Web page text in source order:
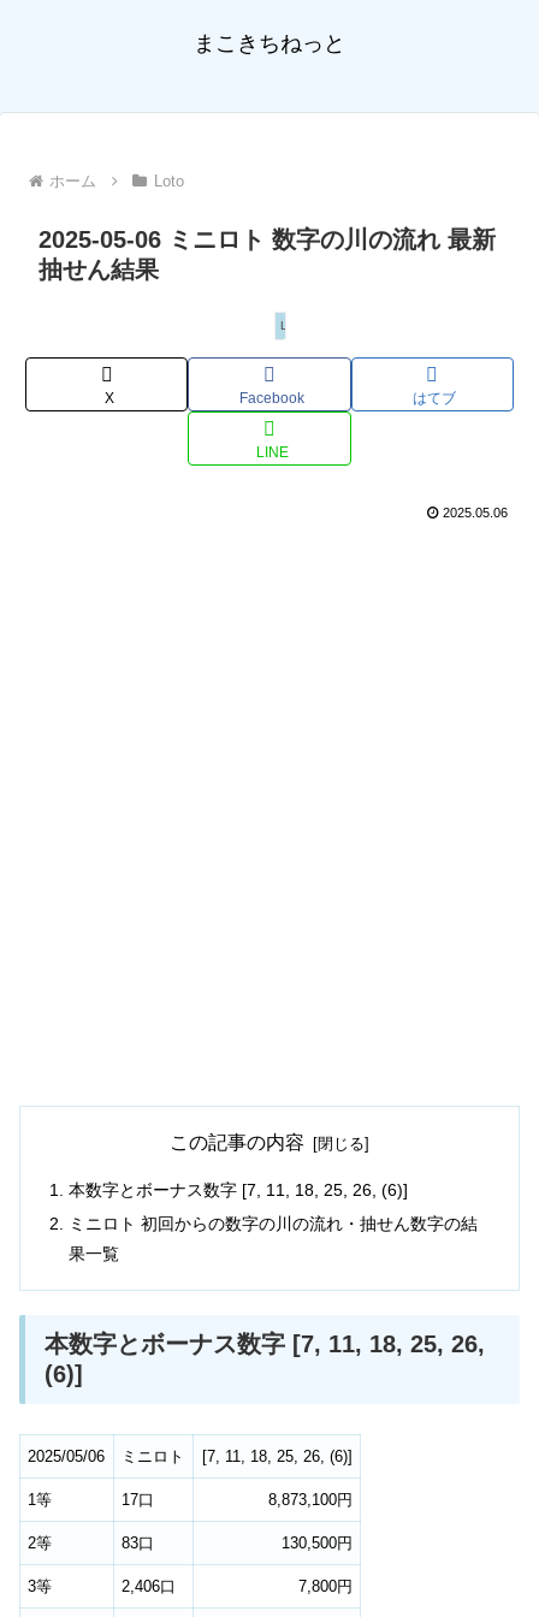
まこきちねっと
ホーム Loto
2025-05-06 ミニロト 数字の川の流れ 最新
抽せん結果
Loto
X Facebook はてブ
LINE
2025.05.06
この記事の内容
本数字とボーナス数字 [7, 11, 18, 25, 26, (6)]
ミニロト 初回からの数字の川の流れ・抽せん数字の結
果一覧
本数字とボーナス数字 [7, 11, 18, 25, 26,
(6)]
2025/05/06 ミニロト [7, 11, 18, 25, 26, (6)]
1等 17口 8,873,100円
2等 83口 130,500円
3等 2,406口 7,800円